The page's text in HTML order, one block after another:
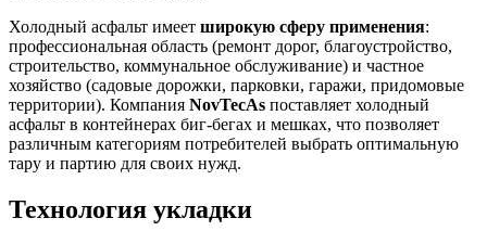
Холодный асфальт имеет широкую сферу применения:
профессиональная область (ремонт дорог, благоустройство,
строительство, коммунальное обслуживание) и частное
хозяйство (садовые дорожки, парковки, гаражи, придомовые
территории). Компания NovTecAs поставляет холодный
асфальт в контейнерах биг-бегах и мешках, что позволяет
различным категориям потребителей выбрать оптимальную
тару и партию для своих нужд.
Технология укладки